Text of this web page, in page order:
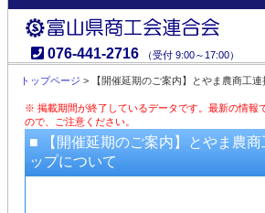
富山県商工会連合会
076-441-2716 （受付 9:00～17:00）
トップページ > 【開催延期のご案内】とやま農商工
※ 掲載期間が終了しているデータです。最新の情報
ので、ご注意ください。
■ 【開催延期のご案内】とやま農商
ップについて